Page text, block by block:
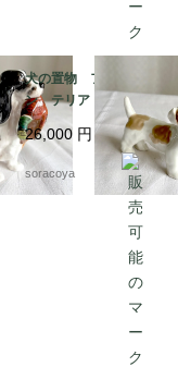
犬の置物 フィギュリ
ン テリア 陶器製
ロイヤルドックス 19
otm43
26,000 円
soracoya